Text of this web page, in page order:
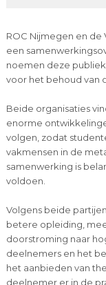
ROC Nijmegen en
een
noemen deze
voor het behoud van
Beide organisaties
enorme
volgen, zodat
vakmensen in de
samenwerking is
voldoen.
Volgens beide
betere opleiding,
doorstroming naar
deelnemers en het
het aanbieden van
deelnemer er in de